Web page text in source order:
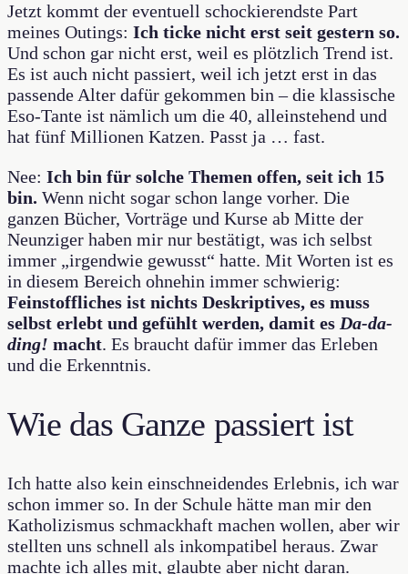
Jetzt kommt der eventuell schockierendste Part
meines Outings: Ich ticke nicht erst seit gestern so.
Und schon gar nicht erst, weil es plötzlich Trend ist.
Es ist auch nicht passiert, weil ich jetzt erst in das
passende Alter dafür gekommen bin – die klassische
Eso-Tante ist nämlich um die 40, alleinstehend und
hat fünf Millionen Katzen. Passt ja … fast.
Nee: Ich bin für solche Themen offen, seit ich 15
bin. Wenn nicht sogar schon lange vorher. Die
ganzen Bücher, Vorträge und Kurse ab Mitte der
Neunziger haben mir nur bestätigt, was ich selbst
immer „irgendwie gewusst“ hatte. Mit Worten ist es
in diesem Bereich ohnehin immer schwierig:
Feinstoffliches ist nichts Deskriptives, es muss
selbst erlebt und gefühlt werden, damit es Da-da-
ding! macht. Es braucht dafür immer das Erleben
und die Erkenntnis.
Wie das Ganze passiert ist
Ich hatte also kein einschneidendes Erlebnis, ich war
schon immer so. In der Schule hätte man mir den
Katholizismus schmackhaft machen wollen, aber wir
stellten uns schnell als inkompatibel heraus. Zwar
machte ich alles mit, glaubte aber nicht daran.